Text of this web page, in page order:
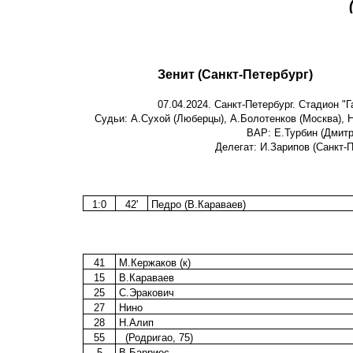
Зенит (Санкт-Петербург)
07.04.2024. Санкт-Петербург. Стадион
Судьи: А.Сухой (Люберцы), А.Болотенков (Москва),
ВАР: Е.Турбин
Делегат: И.Зарипов (Санкт-
1:0 42' Педро (В.Караваев)
41
М.Кержаков (к)
15
В.Караваев
25
С.Эракович
27
Нино
28
Н.Алип
55
(Родригао, 75)